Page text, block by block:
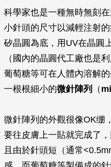
科學家也是一種無時無刻
小針頭的尺寸以減輕注射
矽晶圓為底，用UV在晶圓
（國內的晶圓代工廠也是
葡萄糖等可在人體內溶解
一根根細小的微針陣列 （
微針陣列的外觀很像OK绷
要往皮膚上一貼就完成了
且由於針頭短（通常